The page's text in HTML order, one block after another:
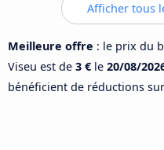
Afficher tous
Meilleure offre : le prix du
Viseu est de 3 € le 20/08/
bénéficient de réductions